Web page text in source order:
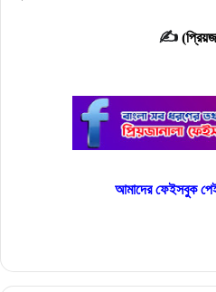
✍
আমাদের ফেইসবুক